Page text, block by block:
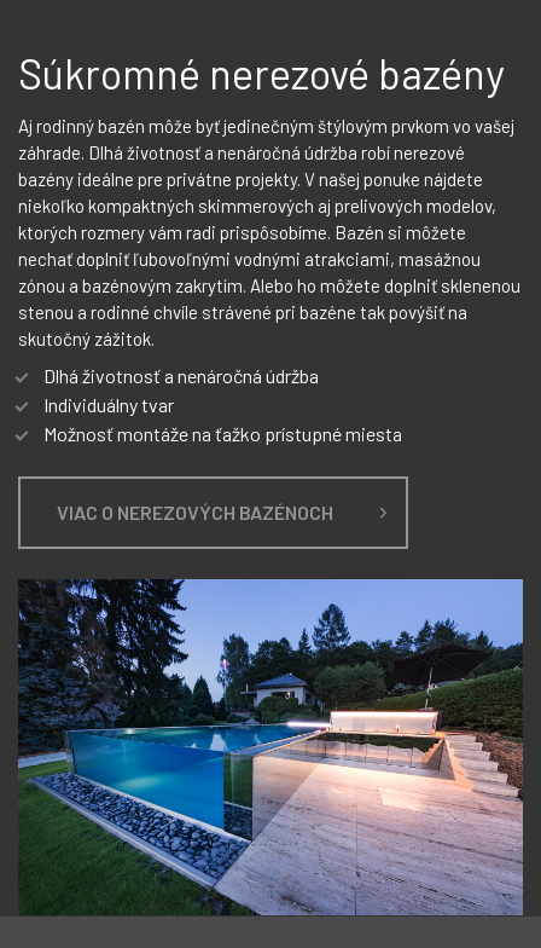
Súkromné nerezové bazény
Aj rodinný bazén môže byť jedinečným štýlovým prvkom vo vašej
záhrade. Dlhá životnosť a nenáročná údržba robí nerezové
bazény ideálne pre privátne projekty. V našej ponuke nájdete
niekoľko kompaktných skimmerových aj prelivových modelov,
ktorých rozmery vám radi prispôsobíme. Bazén si môžete
nechať doplniť ľubovoľnými vodnými atrakciami, masážnou
zónou a bazénovým zakrytím. Alebo ho môžete doplniť sklenenou
stenou a rodinné chvíle strávené pri bazéne tak povýšiť na
skutočný zážitok.
Dlhá životnosť a nenáročná údržba
Individuálny tvar
Možnosť montáže na ťažko prístupné miesta
VIAC O NEREZOVÝCH BAZÉNOCH